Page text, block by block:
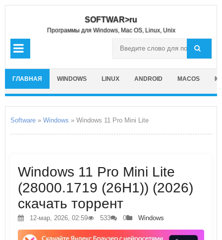
SOFTWAR>ru
Программы для Windows, Mac OS, Linux, Unix
ГЛАВНАЯ WINDOWS LINUX ANDROID MACOS
Software » Windows » Windows 11 Pro Mini Lite
Windows 11 Pro Mini Lite
(28000.1719 (26H1)) (2026)
скачать торрент
12-мар, 2026, 02:59 533 0 Windows